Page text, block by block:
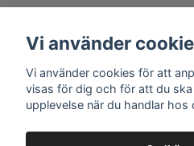
Vi använder
Vi använder cookies för att
visas för dig och för att du
upplevelse när du handlar hos